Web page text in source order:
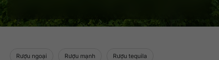
Rượu ngoại Rượu mạnh Rượu tequila